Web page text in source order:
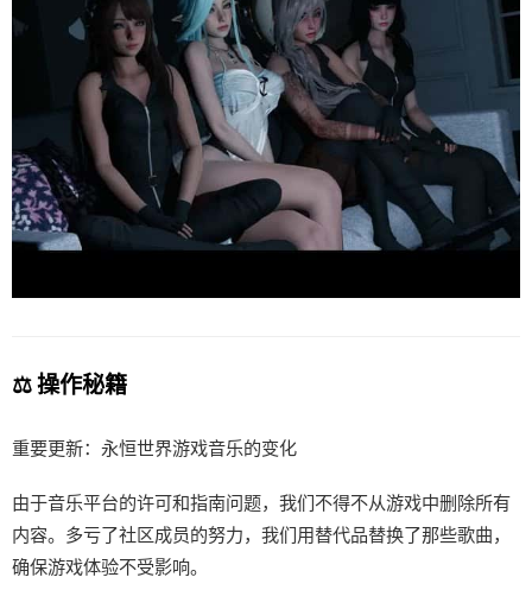
⚖️ 操作秘籍
重要更新：永恒世界游戏音乐的变化
由于音乐平台的许可和指南问题，我们不得不从游戏中删除所有
内容。多亏了社区成员的努力，我们用替代品替换了那些歌曲，
确保游戏体验不受影响。